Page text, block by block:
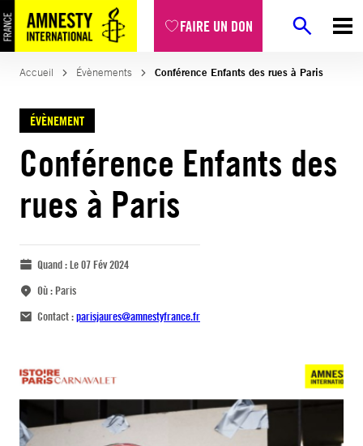
FAIRE UN DON
Accueil Évènements Conférence Enfants des rues à Paris
ÉVÈNEMENT
Conférence Enfants des
rues à Paris
Quand :Le 07 Fév 2024
Où :Paris
Contact :parisjaures@amnestyfrance.fr